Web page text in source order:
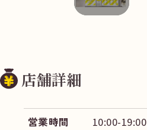
店舗詳細
営業時間
10:00-19:00